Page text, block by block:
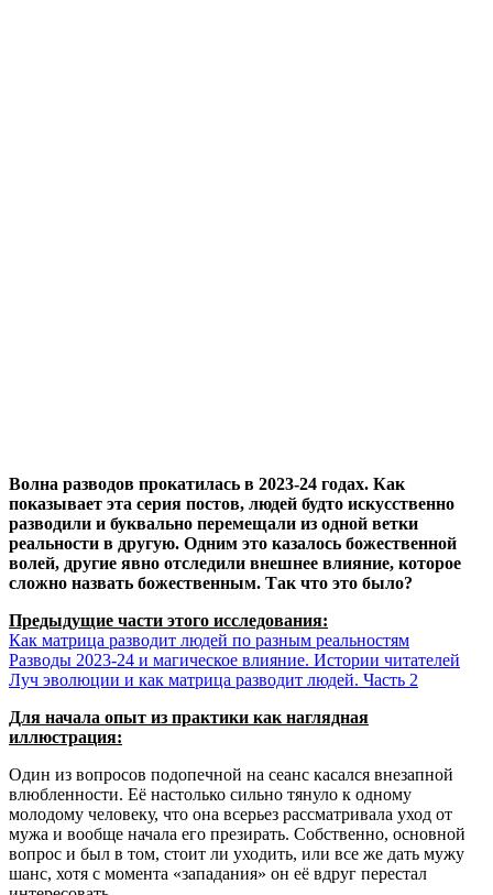
Волна разводов прокатилась в 2023-24 годах. Как
показывает эта серия постов, людей будто искусственно
разводили и буквально перемещали из одной ветки
реальности в другую. Одним это казалось божественной
волей, другие явно отследили внешнее влияние, которое
сложно назвать божественным. Так что это было?
Предыдущие части этого исследования:
Как матрица разводит людей по разным реальностям
Разводы 2023-24 и магическое влияние. Истории читателей
Луч эволюции и как матрица разводит людей. Часть 2
Для начала опыт из практики как наглядная
иллюстрация:
Один из вопросов подопечной на сеанс касался внезапной
влюбленности. Её настолько сильно тянуло к одному
молодому человеку, что она всерьез рассматривала уход от
мужа и вообще начала его презирать. Собственно, основной
вопрос и был в том, стоит ли уходить, или все же дать мужу
шанс, хотя с момента «западания» он её вдруг перестал